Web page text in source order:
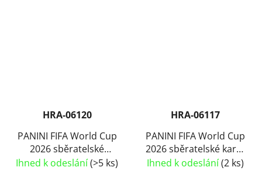
HRA-06120
PANINI FIFA World Cup
2026 sběratelské
fotbalové samolepky
Ihned k odeslání(>5 ks)
HRA-06117
PANINI FIFA World Cup
2026 sběratelské karty
82ks Adrenalyn XL Final
Ihned k odeslání(2 ks)